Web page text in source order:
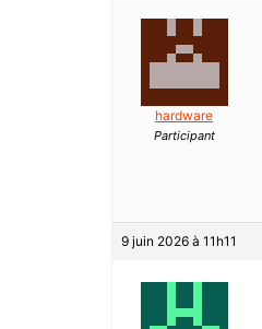
hardware
Participant
9 juin 2026 à 11h11